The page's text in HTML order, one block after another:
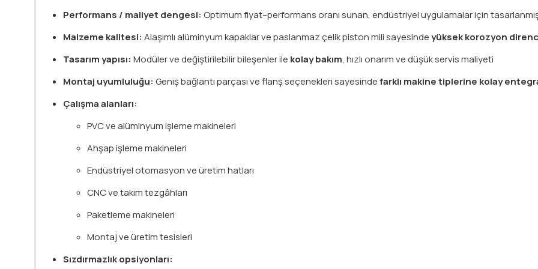
Performans / maliyet dengesi: Optimum fiyat–performans oranı sunan, endüstriyel uygulamalar için
Malzeme kalitesi: Alaşımlı alüminyum kapaklar ve paslanmaz çelik piston mili sayesindeyüksek korozyon
Tasarım yapısı: Modüler ve değiştirilebilir bileşenler ile kolay bakım, hızlı onarım ve düşük servis maliyeti
Montaj uyumluluğu: Geniş bağlantı parçası ve flanş seçenekleri sayesindefarklı makine tiplerine kolay
Çalışma alanları:
PVC ve alüminyum işleme makineleri
Ahşap işleme makineleri
Endüstriyel otomasyon ve üretim hatları
CNC ve takım tezgâhları
Paketleme makineleri
Montaj ve üretim tesisleri
Sızdırmazlık opsiyonları: